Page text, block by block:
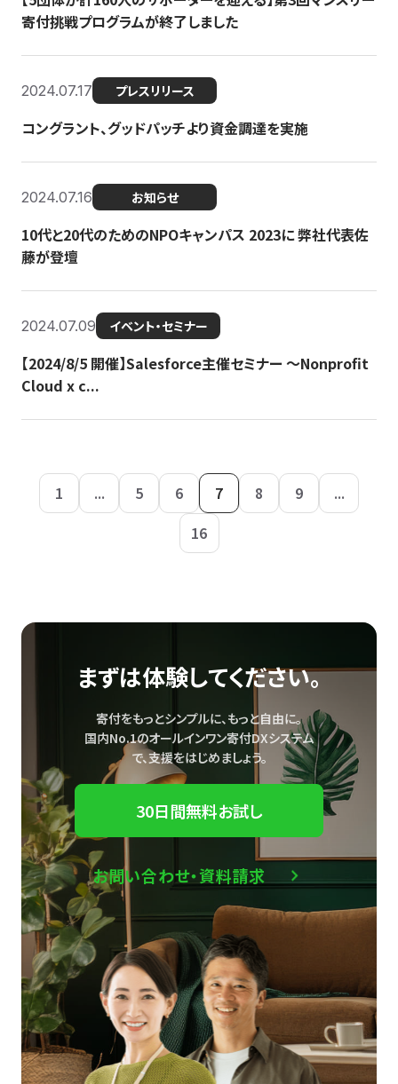
寄付挑戦プログラムが終了しました
2024.07.17 プレスリリース
コングラント、グッドパッチより資金調達を実施
2024.07.16 お知らせ
10代と20代のためのNPOキャンパス 2023に 弊社代表佐
藤が登壇
2024.07.09 イベント・セミナー
【2024/8/5 開催】Salesforce主催セミナー 〜Nonprofit
Cloud x c...
1 ... 5 6 7 8 9
...
16
まずは体験してください。
寄付をもっとシンプルに、もっと自由に。
国内No.1のオールインワン寄付DXシステム
で、支援をはじめましょう。
30日間無料お試し
お問い合わせ・資料請求